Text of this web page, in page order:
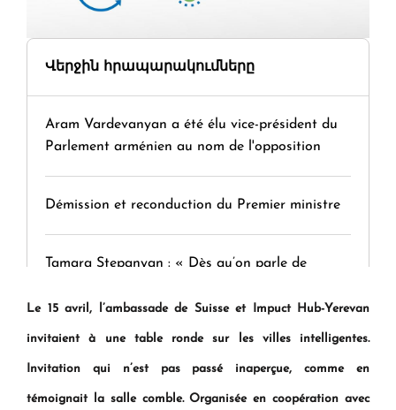
Վերջին հրապարակումները
Aram Vardevanyan a été élu vice-président du
Parlement arménien au nom de l'opposition
Démission et reconduction du Premier ministre
Tamara Stepanyan : « Dès qu’on parle de
" Tant qu'il n'existe pas d'alternative concrète, la
question d'un référendum ne se pose pas. "
Le 15 avril, l’ambassade de Suisse et Impuct Hub-Yerevan
invitaient à une table ronde sur les villes intelligentes.
Invitation qui n’est pas passé inaperçue, comme en
témoignait la salle comble. Organisée en coopération avec